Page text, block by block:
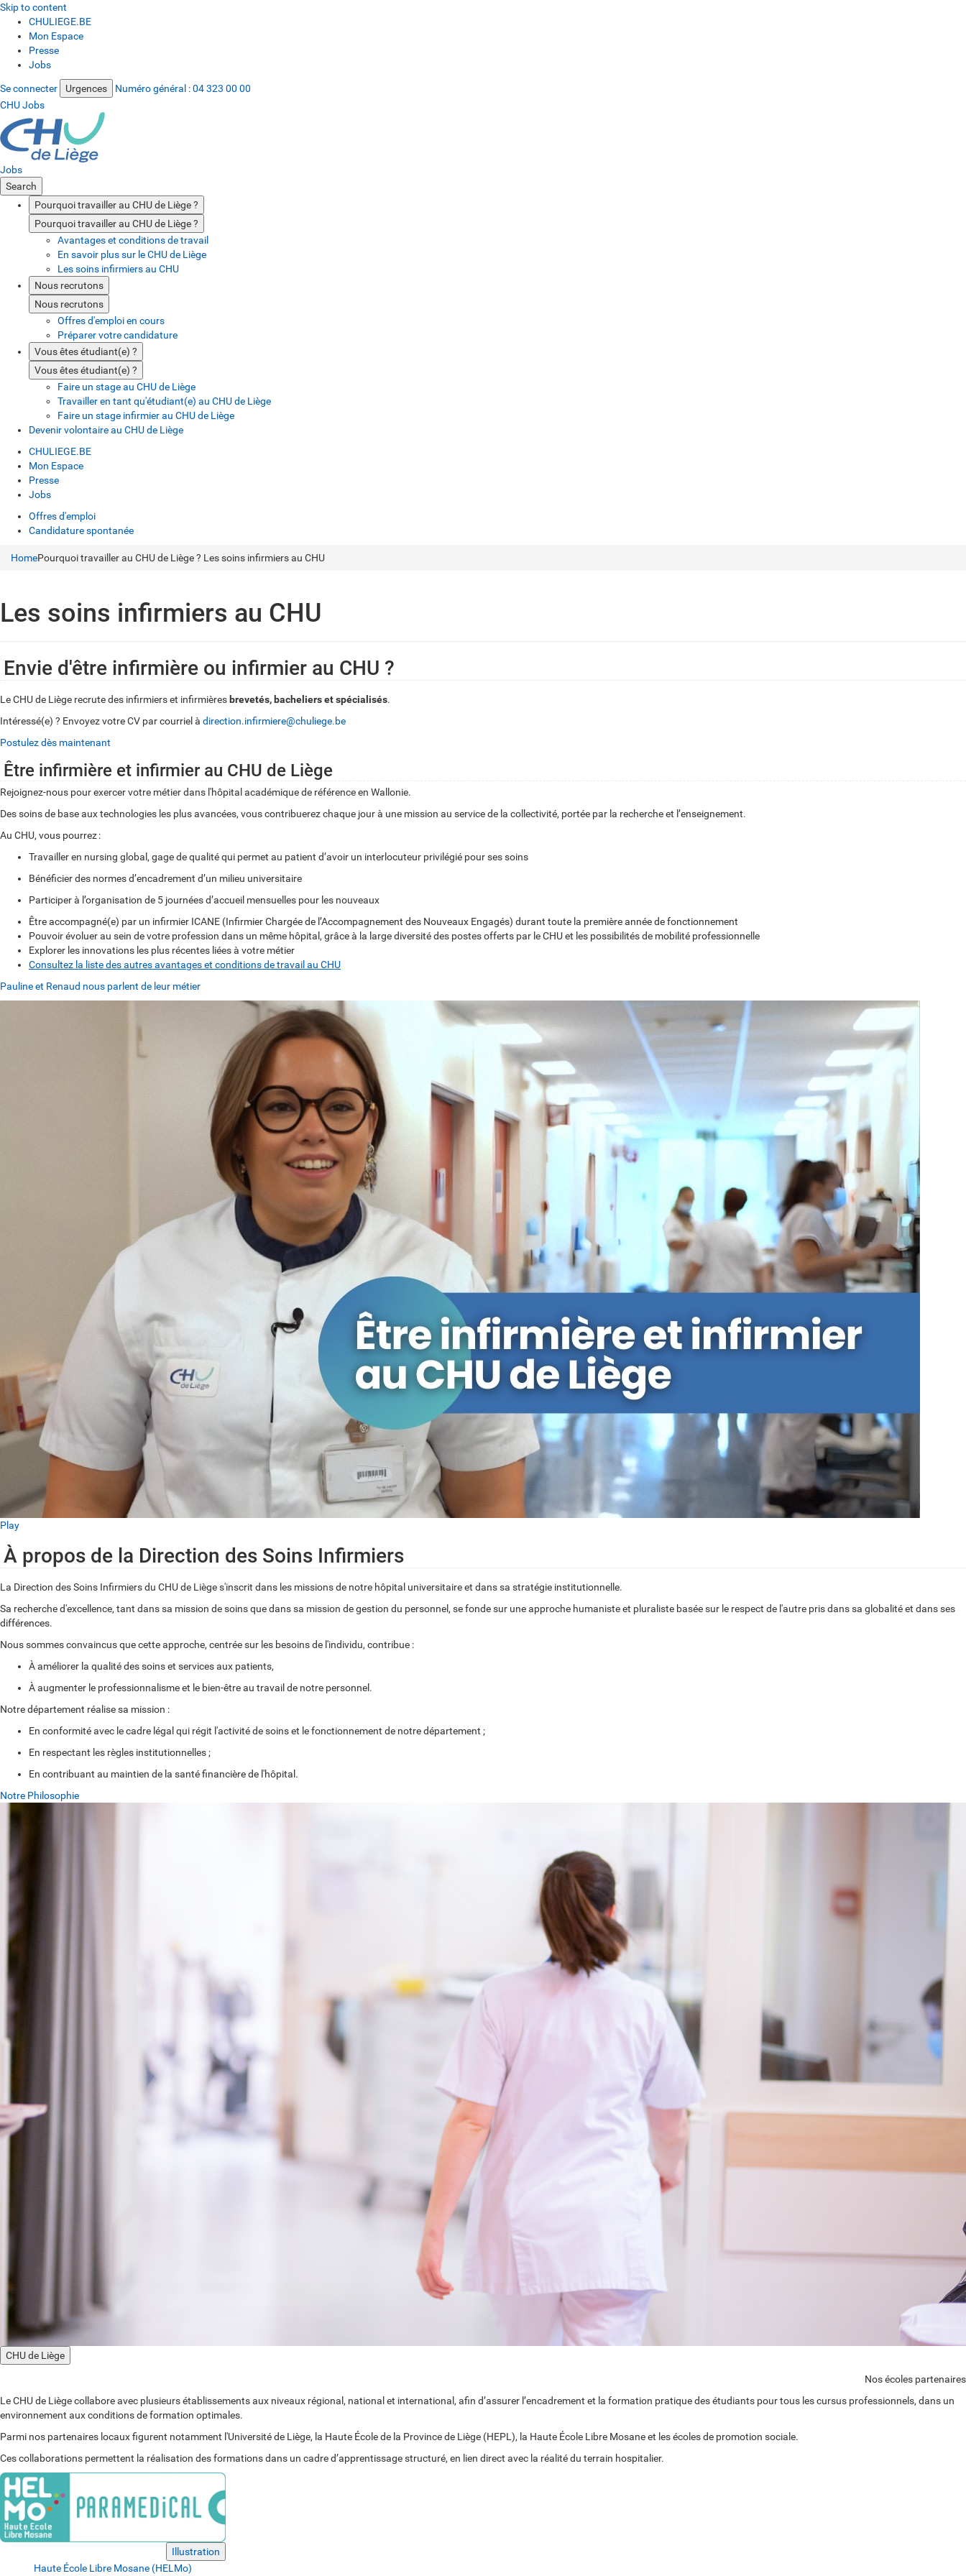
Skip to content
CHULIEGE.BE
Mon Espace
Presse
Jobs
Se connecter Urgences Numéro général :04 323 00 00
CHU Jobs
Jobs
Search
Pourquoi travailler au CHU de Liège ?
Pourquoi travailler au CHU de Liège ?
Avantages et conditions de travail
En savoir plus sur le CHU de Liège
Les soins infirmiers au CHU
Nous recrutons
Nous recrutons
Offres d'emploi en cours
Préparer votre candidature
Vous êtes étudiant(e) ?
Vous êtes étudiant(e) ?
Faire un stage au CHU de Liège
Travailler en tant qu'étudiant(e) au CHU de Liège
Faire un stage infirmier au CHU de Liège
Devenir volontaire au CHU de Liège
CHULIEGE.BE
Mon Espace
Presse
Jobs
Offres d'emploi
Candidature spontanée
HomePourquoi travailler au CHU de Liège ? Les soins infirmiers au CHU
Les soins infirmiers au CHU
Envie d'être infirmière ou infirmier au CHU ?
Le CHU de Liège recrute des infirmiers et infirmières brevetés, bacheliers et spécialisés.
Intéressé(e) ? Envoyez votre CV par courriel à direction.infirmiere@chuliege.be
Postulez dès maintenant
Être infirmière et infirmier au CHU de Liège
Rejoignez-nous pour exercer votre métier dans l'hôpital académique de référence en Wallonie.
Des soins de base aux technologies les plus avancées, vous contribuerez chaque jour à une mission au service de la collectivité, portée par la recherche et l’enseignement.
Au CHU, vous pourrez :
Travailler en nursing global, gage de qualité qui permet au patient d’avoir un interlocuteur privilégié pour ses soins
Bénéficier des normes d’encadrement d’un milieu universitaire
Participer à l’organisation de 5 journées d’accueil mensuelles pour les nouveaux
Être accompagné(e) par un infirmier ICANE (Infirmier Chargée de l’Accompagnement des Nouveaux Engagés) durant toute la première année de fonctionnement
Pouvoir évoluer au sein de votre profession dans un même hôpital, grâce à la large diversité des postes offerts par le CHU et les possibilités de mobilité professionnelle
Explorer les innovations les plus récentes liées à votre métier
Consultez la liste des autres avantages et conditions de travail au CHU
Pauline et Renaud nous parlent de leur métier
Play
À propos de la Direction des Soins Infirmiers
La Direction des Soins Infirmiers du CHU de Liège s'inscrit dans les missions de notre hôpital universitaire et dans sa stratégie institutionnelle.
Sa recherche d'excellence, tant dans sa mission de soins que dans sa mission de gestion du personnel, se fonde sur uneapproche humaniste et pluraliste basée sur le respect de l'autre pris dans sa globalité et dans ses
différences.
Nous sommes convaincus que cette approche, centrée sur les besoins de l'individu, contribue :
À améliorer la qualité des soins et services aux patients,
À augmenter le professionnalisme et le bien-être au travail de notre personnel.
Notre département réalise sa mission :
En conformité avec le cadre légal qui régit l'activité de soins et le fonctionnement de notre département ;
En respectant les règles institutionnelles ;
En contribuant au maintien de la santé financière de l'hôpital.
Notre Philosophie
CHU de Liège
Nos écoles partenaires
LeCHU de Liègecollabore avec plusieurs établissements aux niveaux régional, national et international, afin d’assurer l’encadrement et la formation pratique des étudiants pour tous les cursus professionnels, dans un
environnement aux conditions de formation optimales.
Parmi nos partenaires locaux figurent notamment l'Université de Liège, la Haute École de la Province de Liège (HEPL), la Haute École Libre Mosane et les écoles de promotion sociale.
Ces collaborations permettent la réalisation des formations dans un cadre d’apprentissage structuré, en lien direct avec la réalité du terrain hospitalier.